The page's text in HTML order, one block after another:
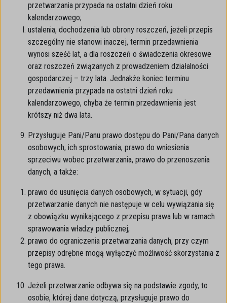
przetwarzania przypada na ostatni dzień roku
kalendarzowego;
ustalenia, dochodzenia lub obrony roszczeń, jeżeli przepis
szczególny nie stanowi inaczej, termin przedawnienia
wynosi sześć lat, a dla roszczeń o świadczenia okresowe
oraz roszczeń związanych z prowadzeniem działalności
gospodarczej – trzy lata. Jednakże koniec terminu
przedawnienia przypada na ostatni dzień roku
kalendarzowego, chyba że termin przedawnienia jest
krótszy niż dwa lata.
Przysługuje Pani/Panu prawo dostępu do Pani/Pana danych
osobowych, ich sprostowania, prawo do wniesienia
sprzeciwu wobec przetwarzania, prawo do przenoszenia
danych, a także:
prawo do usunięcia danych osobowych, w sytuacji, gdy
przetwarzanie danych nie następuje w celu wywiązania się
z obowiązku wynikającego z przepisu prawa lub w ramach
sprawowania władzy publicznej;
prawo do ograniczenia przetwarzania danych, przy czym
przepisy odrębne mogą wyłączyć możliwość skorzystania z
tego prawa.
Jeżeli przetwarzanie odbywa się na podstawie zgody, to
osobie, której dane dotyczą, przysługuje prawo do